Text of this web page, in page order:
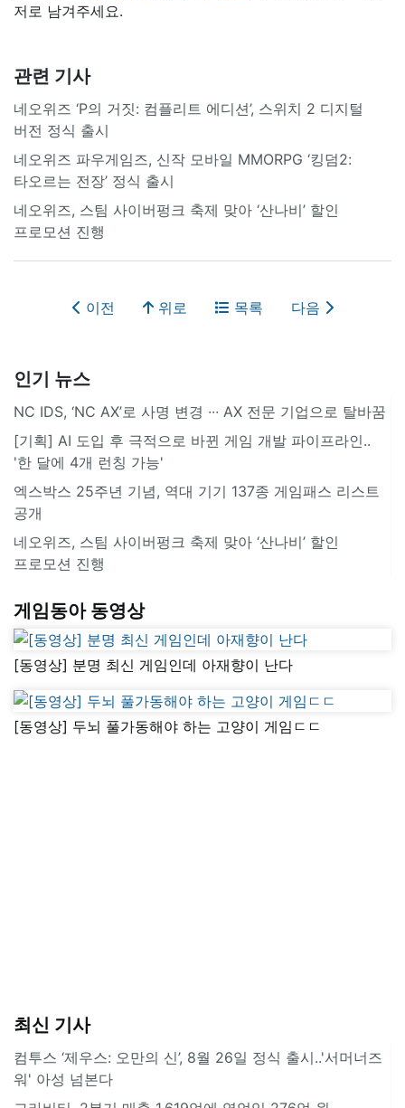
저로 남겨주세요.
관련 기사
네오위즈 ‘P의 거짓: 컴플리트 에디션’, 스위치 2 디지털
버전 정식 출시
네오위즈 파우게임즈, 신작 모바일 MMORPG ‘킹덤2:
타오르는 전장’ 정식 출시
네오위즈, 스팀 사이버펑크 축제 맞아 ‘산나비’ 할인
프로모션 진행
이전 위로 목록 다음
인기 뉴스
NC IDS, ‘NC AX’로 사명 변경 ∙∙∙ AX 전문 기업으로 탈바꿈
[기획] AI 도입 후 극적으로 바뀐 게임 개발 파이프라인..
'한 달에 4개 런칭 가능'
엑스박스 25주년 기념, 역대 기기 137종 게임패스 리스트
공개
네오위즈, 스팀 사이버펑크 축제 맞아 ‘산나비’ 할인
프로모션 진행
게임동아 동영상
[동영상] 분명 최신 게임인데 아재향이 난다
[동영상] 두뇌 풀가동해야 하는 고양이 게임ㄷㄷ
최신 기사
컴투스 ‘제우스: 오만의 신’, 8월 26일 정식 출시..'서머너즈
워' 아성 넘본다